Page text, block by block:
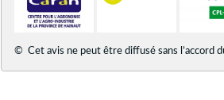
© Cet avis ne peut être diffusé sans l’accord